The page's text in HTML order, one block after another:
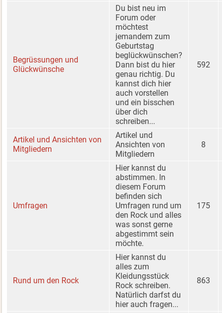
Begrüssungen und
Glückwünsche
Du bist neu im
Forum oder
möchtest
jemandem zum
Geburtstag
beglückwünschen?
Dann bist du hier
genau richtig. Du
kannst dich hier
auch vorstellen
und ein bisschen
über dich
schreiben...
592
Artikel und Ansichten von
Mitgliedern
Artikel und
Ansichten von
Mitgliedern
8
Umfragen
Hier kannst du
abstimmen. In
diesem Forum
befinden sich
Umfragen rund um
den Rock und alles
was sonst gerne
abgestimmt sein
möchte.
175
Rund um den Rock
Hier kannst du
alles zum
Kleidungsstück
Rock schreiben.
Natürlich darfst du
hier auch fragen...
863